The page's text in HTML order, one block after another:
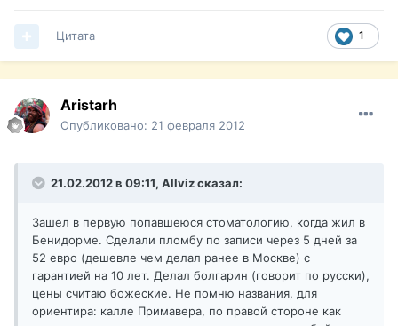
1
Цитата
Aristarh
Опубликовано: 21 февраля 2012
21.02.2012 в 09:11, Allviz сказал:
Зашел в первую попавшеюся стоматологию, когда жил в
Бенидорме. Сделали пломбу по записи через 5 дней за
52 евро (дешевле чем делал ранее в Москве) с
гарантией на 10 лет. Делал болгарин (говорит по русски),
цены считаю божеские. Не помню названия, для
ориентира: калле Примавера, по правой стороне как